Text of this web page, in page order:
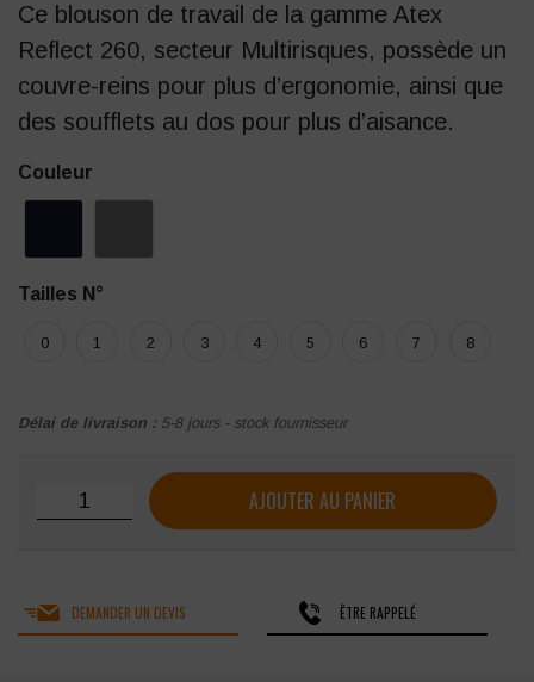
Ce blouson de travail de la gamme Atex
Reflect 260, secteur Multirisques, possède un
couvre-reins pour plus d’ergonomie, ainsi que
des soufflets au dos pour plus d’aisance.
Couleur
Tailles N°
0 1 2 3 4 5 6 7 8
Délai de livraison : 5-8 jours - stock fournisseur
quantité de BLOUSON CEPOVETT ATEX REFLECT 260
AJOUTER AU PANIER
DEMANDER UN DEVIS ÊTRE RAPPELÉ